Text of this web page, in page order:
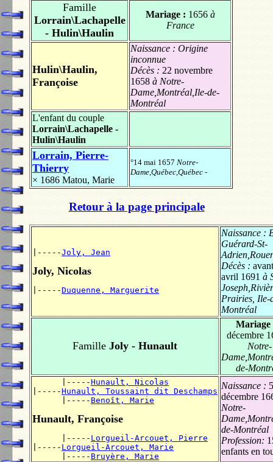
Famille
Lorrain\Lachapelle
- Hulin\Haulin
Mariage : 1656à
France
Hulin\Haulin,
Françoise
Naissance : Origine
inconnue
Décès : 22 novembre
1658 à Notre-
Dame,Montréal,Ile-de-
Montréal
L'enfant du couple
Lorrain\Lachapelle -
Hulin\Haulin
Lorrain, Pierre-
Thierry
× 1686 Matou, Marie
°14 mai 1657 Notre-
Dame,Québec,Québec -
Retour à la page principale
|-----Joly, Jean
Joly, Nicolas
|-----Duquenne, Marguerite
Naissance :
Guérard-St-
Décès :
avril 1691 à
Prairies, Ile-
Montréal
Famille Joly - Hunault
décembre
Notre-
de-
      |-----
Hunault, Nicolas
|-----Hunault, Toussaint dit Deschamps
      |-----
Benoît, Marie
Hunault, Françoise
      |-----
Lorgueil-Arcouet, Pierre
|----- Lorgueil-Arcouet, Marie
      |-----
Bruyère, Marie
Naissance : 5
décembre
Notre-
de-Montréal
Profession:
enfants en